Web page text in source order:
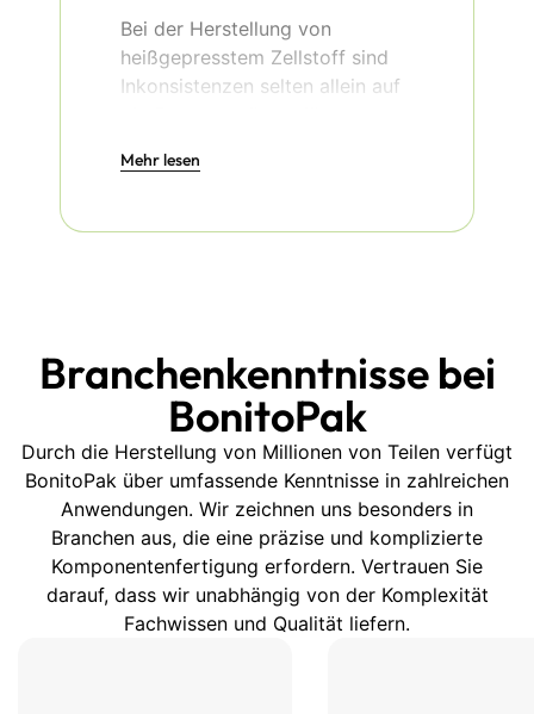
Bei der Herstellung von
heißgepresstem Zellstoff sind
Inkonsistenzen selten allein auf
Druck und Wärme nicht
Schwankungen in der
Schalen und ineffizienter
Verpackung.
Diese Werkzeuge sind so
konzipiert, dass sie
gleichmäßige Kompression in
jedem Hohlraum, Dadurch
behalten die Trays ihre Form,
Steifigkeit und Stapelstabilität
Mehr lesen
Branchenkenntnisse bei
BonitoPak
Durch die Herstellung von Millionen von Teilen verfügt
BonitoPak über umfassende Kenntnisse in zahlreichen
Anwendungen. Wir zeichnen uns besonders in
Branchen aus, die eine präzise und komplizierte
Komponentenfertigung erfordern. Vertrauen Sie
darauf, dass wir unabhängig von der Komplexität
Fachwissen und Qualität liefern.